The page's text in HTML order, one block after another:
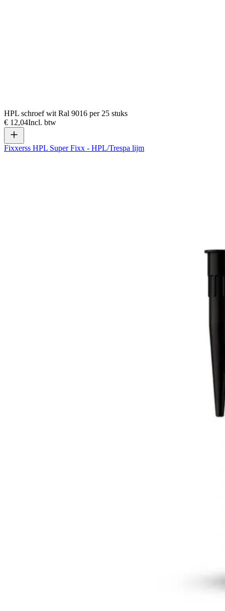
HPL schroef wit Ral 9016 per 25 stuks
€ 12,04Incl. btw
Fixxerss HPL Super Fixx - HPL/Trespa lijm